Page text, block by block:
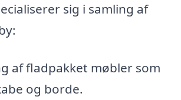
sig i samling af
af fladpakket møbler som
og borde.